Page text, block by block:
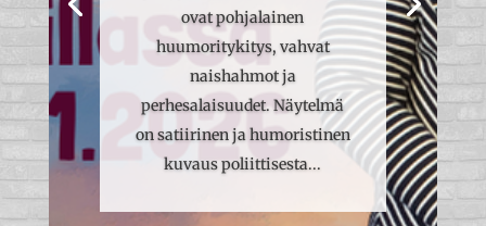
ovat pohjalainen
huumoritykitys, vahvat
naishahmot ja
perhesalaisuudet. Näytelmä
on satiirinen ja humoristinen
kuvaus poliittisesta...